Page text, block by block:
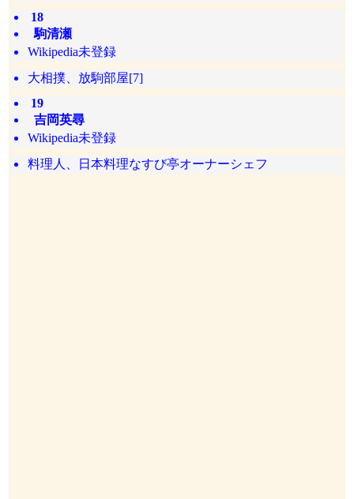
18
駒清瀬
Wikipedia未登録
大相撲、放駒部屋[7]
19
吉岡英尋
Wikipedia未登録
料理人、日本料理なすび亭オーナーシェフ